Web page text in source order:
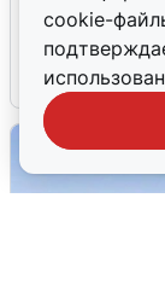
cookie-
об атаке
5 августа 0